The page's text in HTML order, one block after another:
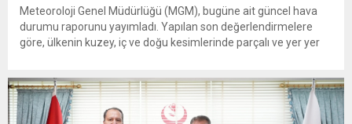
Meteoroloji Genel Müdürlüğü (MGM), bugüne ait güncel hava
durumu raporunu yayımladı. Yapılan son değerlendirmelere
göre, ülkenin kuzey, iç ve doğu kesimlerinde parçalı ve yer yer
Kars ve Van olmak üzere toplam 12 ilde yerel...